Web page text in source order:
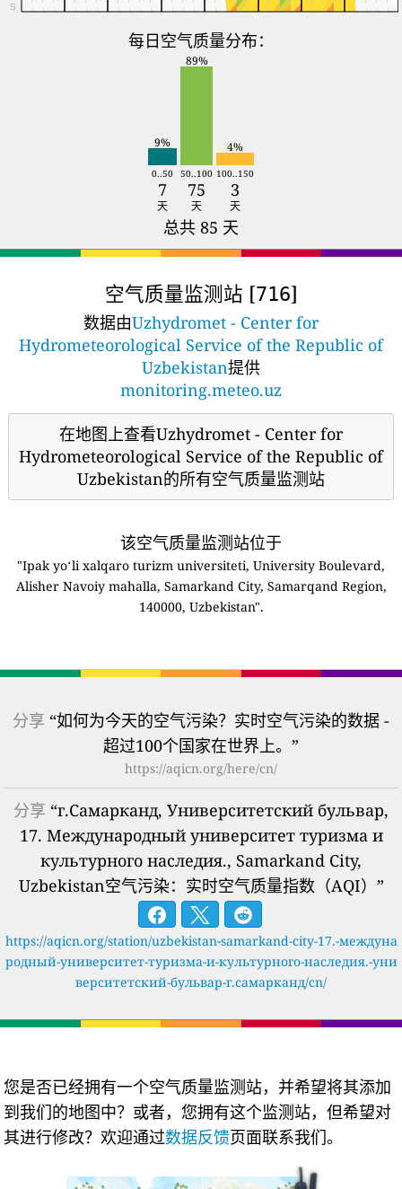
S
每日空气质量分布：
9%
89%
4%
0..50 50..100 100..150
7 75 3
天 天 天
总共 85 天
空气质量监测站 [716]
数据由Uzhydromet - Center for
Hydrometeorological Service of the Republic of
Uzbekistan提供
monitoring.meteo.uz
在地图上查看Uzhydromet - Center for
Hydrometeorological Service of the Republic of
Uzbekistan的所有空气质量监测站
该空气质量监测站位于
"Ipak yoʻli xalqaro turizm universiteti, University Boulevard,
Alisher Navoiy mahalla, Samarkand City, Samarqand Region,
140000, Uzbekistan".
分享 “如何为今天的空气污染？实时空气污染的数据 -
超过100个国家在世界上。”
https://aqicn.org/here/cn/
分享 “г.Самарканд, Университетский бульвар,
17. Международный университет туризма и
культурного наследия., Samarkand City,
Uzbekistan空气污染：实时空气质量指数（AQI）”
https://aqicn.org/station/uzbekistan-samarkand-city-17.-междуна
родный-университет-туризма-и-культурного-наследия.-уни
верситетский-бульвар-г.самарканд/cn/
您是否已经拥有一个空气质量监测站，并希望将其添加
到我们的地图中？或者，您拥有这个监测站，但希望对
其进行修改？欢迎通过数据反馈页面联系我们。